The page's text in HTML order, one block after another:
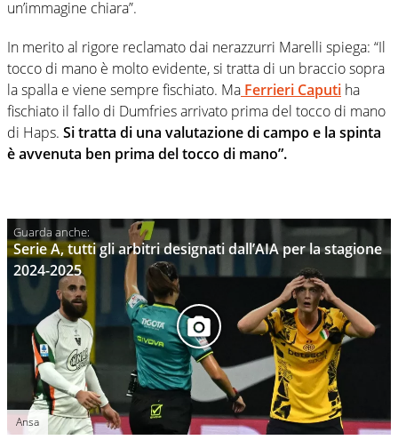
un’immagine chiara”.
In merito al rigore reclamato dai nerazzurri Marelli spiega: “Il
tocco di mano è molto evidente, si tratta di un braccio sopra
la spalla e viene sempre fischiato. Ma Ferrieri Caputi ha
fischiato il fallo di Dumfries arrivato prima del tocco di mano
di Haps. Si tratta di una valutazione di campo e la spinta
è avvenuta ben prima del tocco di mano”.
Serie A, tutti gli arbitri designati dall’AIA per la stagione
2024-2025
Ansa